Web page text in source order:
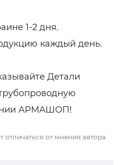
1-2 дня.
каждый день.
Детали
АРМАШОП!
от мнения автора.